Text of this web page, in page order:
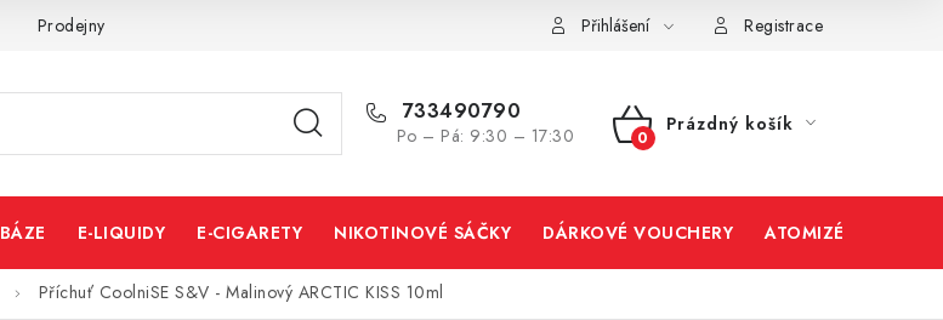
Prodejny Přihlášení Registrace
733490790
Po – Pá: 9:30 – 17:30
NÁKUPNÍ
Prázdný košík
BÁZE E-LIQUIDY E-CIGARETY NIKOTINOVÉ SÁČKY DÁRKOVÉ VOUCHERY ATOMIZÉRY A
Příchuť CoolniSE S&V - Malinový ARCTIC KISS 10ml